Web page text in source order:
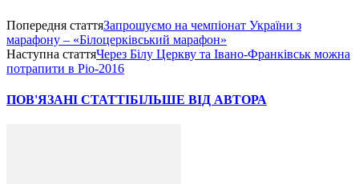
Попередня статтяЗапрошуємо на чемпіонат України з
марафону – «Білоцерківський марафон»
Наступна статтяЧерез Білу Церкву та Івано-Франківськ можна
потрапити в Ріо-2016
ПОВ'ЯЗАНІ СТАТТІБІЛЬШЕ ВІД АВТОРА